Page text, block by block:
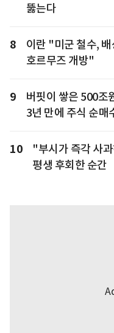
뚫는다
8
이란 "미군 철수,
호르무즈 개방"
9
버핏이 쌓은 500
3년 만에 주식 순매
10
"부시가 즉각 사
평생 후회한 순간